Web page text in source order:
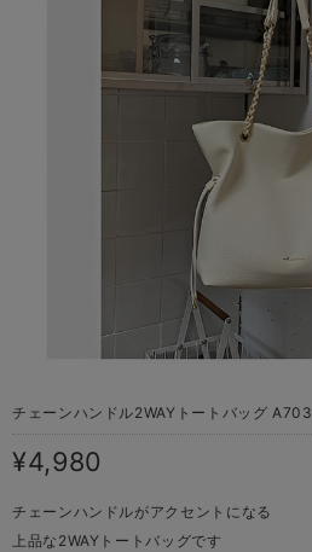
チェーンハンドル2WAYトートバッグ A703
¥4,980
チェーンハンドルがアクセントになる
上品な2WAYトートバッグです